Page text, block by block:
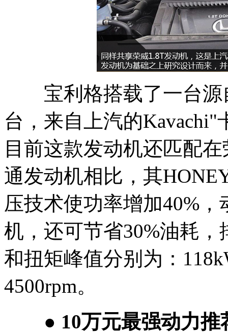
宝利格搭载了一台源
台，来自上汽的
目前这款发动机还匹配
通发动机相比，其
压技术使功率增加40%
机，还可节省30%油耗
和扭矩峰值分别为：
4500rpm。
● 10万元最强动力推